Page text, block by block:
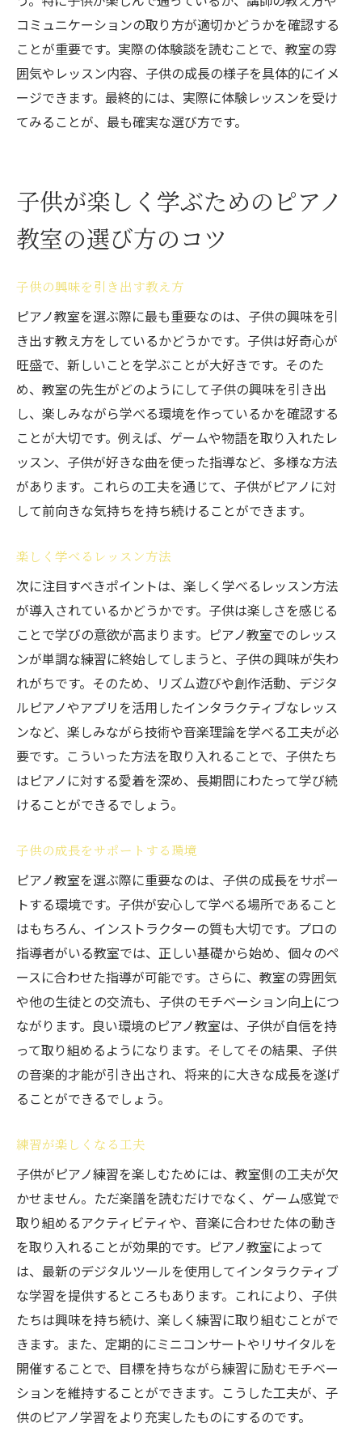
コミュニケーションの取り方が適切かどうかを確認する
ことが重要です。実際の体験談を読むことで、教室の雰
囲気やレッスン内容、子供の成長の様子を具体的にイメ
ージできます。最終的には、実際に体験レッスンを受け
てみることが、最も確実な選び方です。
子供が楽しく学ぶためのピアノ
教室の選び方のコツ
子供の興味を引き出す教え方
ピアノ教室を選ぶ際に最も重要なのは、子供の興味を引
き出す教え方をしているかどうかです。子供は好奇心が
旺盛で、新しいことを学ぶことが大好きです。そのた
め、教室の先生がどのようにして子供の興味を引き出
し、楽しみながら学べる環境を作っているかを確認する
ことが大切です。例えば、ゲームや物語を取り入れたレ
ッスン、子供が好きな曲を使った指導など、多様な方法
があります。これらの工夫を通じて、子供がピアノに対
して前向きな気持ちを持ち続けることができます。
楽しく学べるレッスン方法
次に注目すべきポイントは、楽しく学べるレッスン方法
が導入されているかどうかです。子供は楽しさを感じる
ことで学びの意欲が高まります。ピアノ教室でのレッス
ンが単調な練習に終始してしまうと、子供の興味が失わ
れがちです。そのため、リズム遊びや創作活動、デジタ
ルピアノやアプリを活用したインタラクティブなレッス
ンなど、楽しみながら技術や音楽理論を学べる工夫が必
要です。こういった方法を取り入れることで、子供たち
はピアノに対する愛着を深め、長期間にわたって学び続
けることができるでしょう。
子供の成長をサポートする環境
ピアノ教室を選ぶ際に重要なのは、子供の成長をサポー
トする環境です。子供が安心して学べる場所であること
はもちろん、インストラクターの質も大切です。プロの
指導者がいる教室では、正しい基礎から始め、個々のペ
ースに合わせた指導が可能です。さらに、教室の雰囲気
や他の生徒との交流も、子供のモチベーション向上につ
ながります。良い環境のピアノ教室は、子供が自信を持
って取り組めるようになります。そしてその結果、子供
の音楽的才能が引き出され、将来的に大きな成長を遂げ
ることができるでしょう。
練習が楽しくなる工夫
子供がピアノ練習を楽しむためには、教室側の工夫が欠
かせません。ただ楽譜を読むだけでなく、ゲーム感覚で
取り組めるアクティビティや、音楽に合わせた体の動き
を取り入れることが効果的です。ピアノ教室によって
は、最新のデジタルツールを使用してインタラクティブ
な学習を提供するところもあります。これにより、子供
たちは興味を持ち続け、楽しく練習に取り組むことがで
きます。また、定期的にミニコンサートやリサイタルを
開催することで、目標を持ちながら練習に励むモチベー
ションを維持することができます。こうした工夫が、子
供のピアノ学習をより充実したものにするのです。